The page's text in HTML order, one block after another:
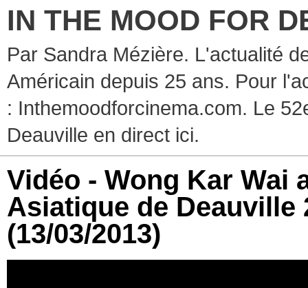
IN THE MOOD FOR
Par Sandra Mézière. L'actualité
Américain depuis 25 ans. Pour
: Inthemoodforcinema.com. Le
Deauville en direct ici.
Vidéo - Wong Kar Wai
Asiatique de Deauville
(13/03/2013)